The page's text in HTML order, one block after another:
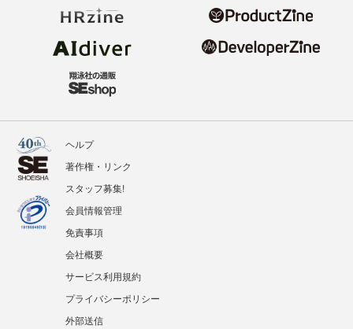
ヘルプ
著作権・リンク
スタッフ募集!
会員情報管理
免責事項
会社概要
サービス利用規約
プライバシーポリシー
外部送信